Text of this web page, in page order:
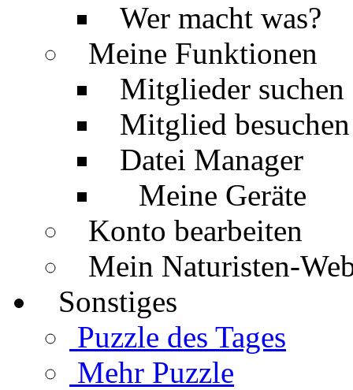
Wer macht was?
Meine Funktionen
Mitglieder suchen
Mitglied besuchen
Datei Manager
Meine Geräte
Konto bearbeiten
Mein Naturisten-
Sonstiges
Puzzle des Tages
Mehr Puzzle